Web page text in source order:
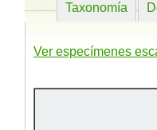
Taxonomía
Ver especímenes